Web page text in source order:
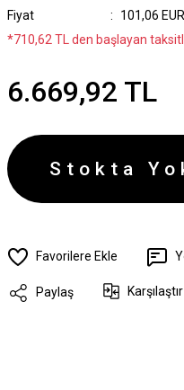
Fiyat
101,06
*710,62 TL den başlayan
6.669,92 TL
Stokta
Paylaş Karşılaştır